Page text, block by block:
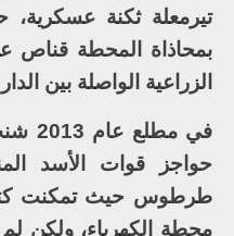
تيرمعلة ثكنة
بمحاذاة المحطة
الزراعية الواصلة بين
في
حواجز قوات الأسد
طرطوس حيث تمكنت
محطة الكهرباء، ولكن